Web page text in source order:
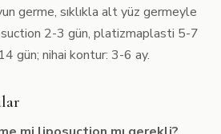
germe, sıklıkla alt yüz germeyle
2-3 gün, platizmaplasti 5-7
gün; nihai kontur: 3-6 ay.